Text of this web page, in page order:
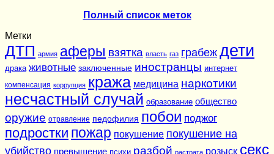
Полный список меток
Метки
ДТП армия аферы взятка власть газ грабеж дети
драка животные заключенные иностранцы интернет
компенсация коррупция кража медицина наркотики
несчастный случай образование общество
оружие отравление педофилия побои поджог
подростки пожар покушение покушение на
убийство превышение психи разбой растрата розыск секс